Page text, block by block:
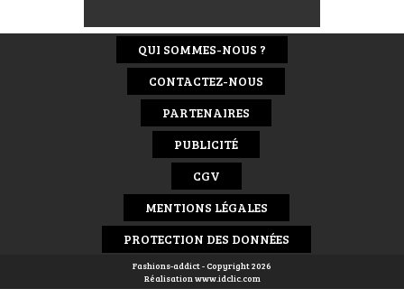
QUI SOMMES-NOUS ?
CONTACTEZ-NOUS
PARTENAIRES
PUBLICITÉ
CGV
MENTIONS LÉGALES
PROTECTION DES DONNÉES
Fashions-addict - Copyright 2026
Réalisationwww.idclic.com